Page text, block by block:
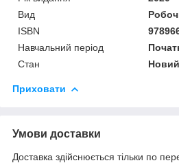
Вид
ISBN
Навчальний період
Стан
Новий
Приховати
Умови доставки
Доставка здійснюється тільки по